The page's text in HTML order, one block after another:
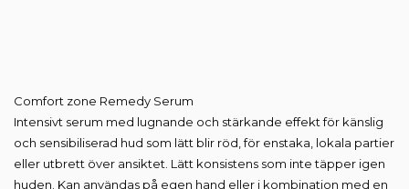
Comfort zone Remedy Serum
Intensivt serum med lugnande och stärkande effekt för känslig
och sensibiliserad hud som lätt blir röd, för enstaka, lokala partier
eller utbrett över ansiktet. Lätt konsistens som inte täpper igen
huden. Kan användas på egen hand eller i kombination med en